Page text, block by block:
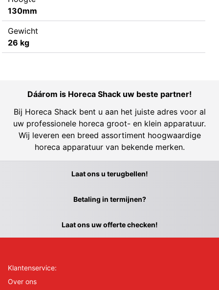
130mm
Gewicht
26 kg
Dáárom is Horeca Shack uw beste partner!
Bij Horeca Shack bent u aan het juiste adres voor al
uw professionele horeca groot- en klein apparatuur.
Wij leveren een breed assortiment hoogwaardige
horeca apparatuur van bekende merken.
Laat ons u terugbellen!
Betaling in termijnen?
Laat ons uw offerte checken!
Klantenservice:
Over ons